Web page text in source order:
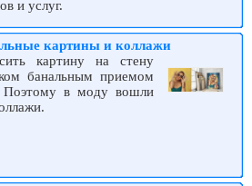
и услуг.
картины и коллажи
картину на стену
банальным приемом
Поэтому в моду вошли